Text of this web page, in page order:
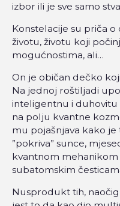
izbor ili je sve samo
Konstelacije su priča
životu, životu koji
mogućnostima, ali…
On je običan dečko
Na jednoj roštiljadi
inteligentnu i
na polju kvantne
mu pojašnjava kako je
”pokriva” sunce,
kvantnom
subatomskim
Nusprodukt tih,